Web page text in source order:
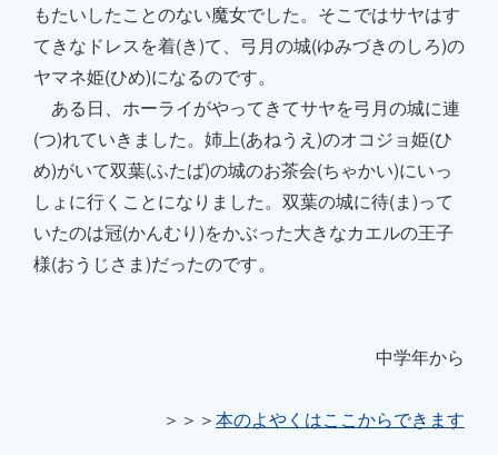
もたいしたことのない魔女でした。そこではサヤはす
てきなドレスを着(き)て、弓月の城(ゆみづきのしろ)の
ヤマネ姫(ひめ)になるのです。
ある日、ホーライがやってきてサヤを弓月の城に連
(つ)れていきました。姉上(あねうえ)のオコジョ姫(ひ
め)がいて双葉(ふたば)の城のお茶会(ちゃかい)にいっ
しょに行くことになりました。双葉の城に待(ま)って
いたのは冠(かんむり)をかぶった大きなカエルの王子
様(おうじさま)だったのです。
中学年から
＞＞＞本のよやくはここからできます